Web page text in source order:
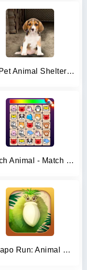
My Pet Animal Shelter World
Match Animal - Match Game
Kakapo Run: Animal Rescue Game